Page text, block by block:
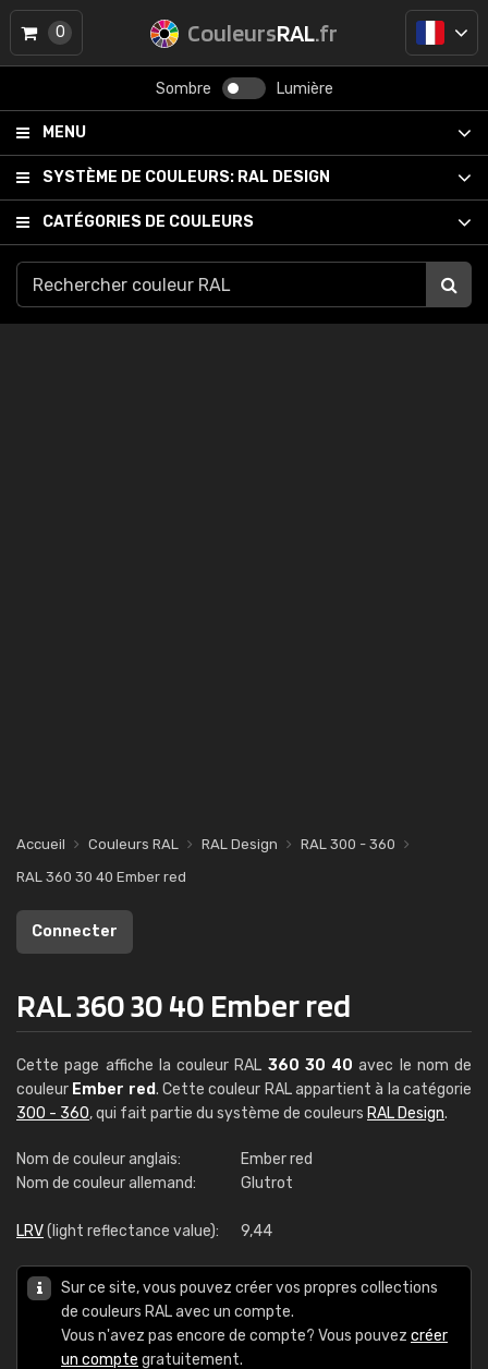
CouleursRAL.fr
Sombre Lumière
MENU
SYSTÈME DE COULEURS: RAL DESIGN
CATÉGORIES DE COULEURS
0
Accueil Couleurs RAL RAL Design
RAL 300 - 360
RAL 360 30 40 Ember red
Connecter
RAL 360 30 40 Ember red
Cette page affiche la couleur RAL 360 30 40 avec le nom de
couleur Ember red. Cette couleur RAL appartient à la catégorie
300 - 360, qui fait partie du système de couleurs RAL Design.
Nom de couleur anglais:
Ember red
Nom de couleur allemand:
Glutrot
LRV(light reflectance value): 9,44
Sur ce site, vous pouvez créer vos propres collections
de couleurs RAL avec un compte.
Vous n'avez pas encore de compte? Vous pouvez créer
un compte gratuitement.